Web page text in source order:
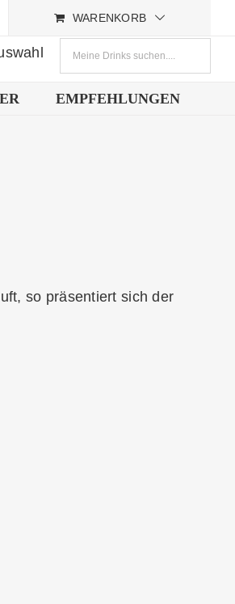
WARENKORB
EMPFEHLUNGEN
so präsentiert sich der